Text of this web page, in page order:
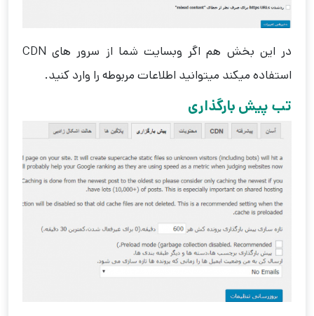
در این بخش هم اگر وبسایت شما از سرور های CDN
استفاده میکند میتوانید اطلاعات مربوطه را وارد کنید.
تب پیش بارگذاری